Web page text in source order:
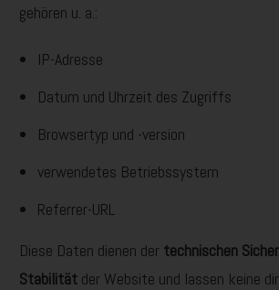
gehören u. a.:
IP-Adresse
Datum und Uhrzeit des Zugriffs
Browsertyp und -version
verwendetes Betriebssystem
Referrer-URL
Diese Daten dienen der technischen
Stabilität der Website und lassen keine